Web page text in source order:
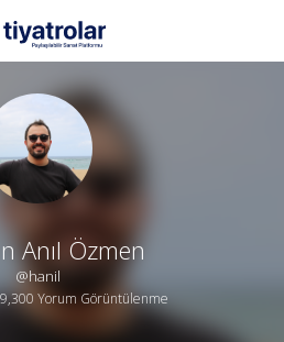
Anıl Özmen
@hanil
Yorum Görüntülenme